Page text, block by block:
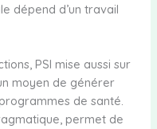
dépend d’un travail
PSI mise aussi sur
moyen de générer
de santé.
permet de